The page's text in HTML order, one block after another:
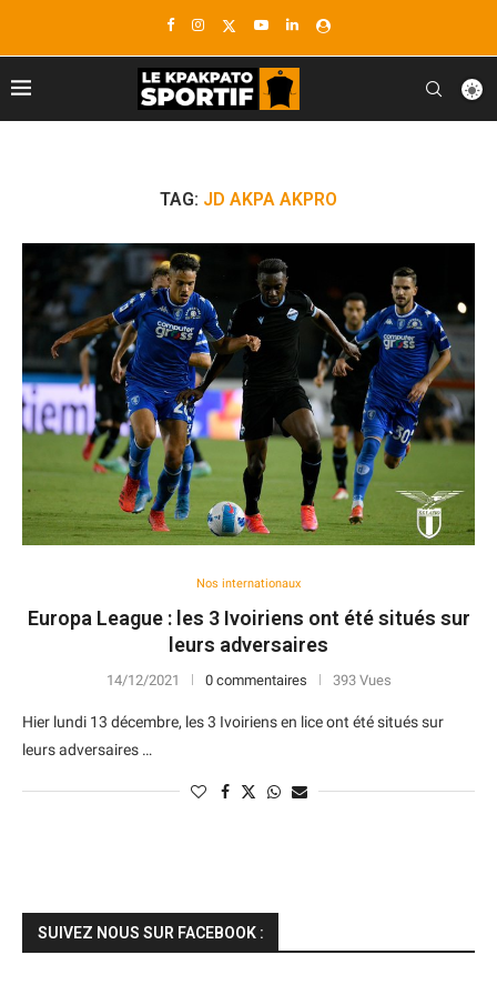
TAG: JD AKPA AKPRO
Nos internationaux
Europa League : les 3 Ivoiriens ont été situés sur
leurs adversaires
14/12/2021 0 commentaires 393 Vues
Hier lundi 13 décembre, les 3 Ivoiriens en lice ont été situés sur
leurs adversaires …
SUIVEZ NOUS SUR FACEBOOK :